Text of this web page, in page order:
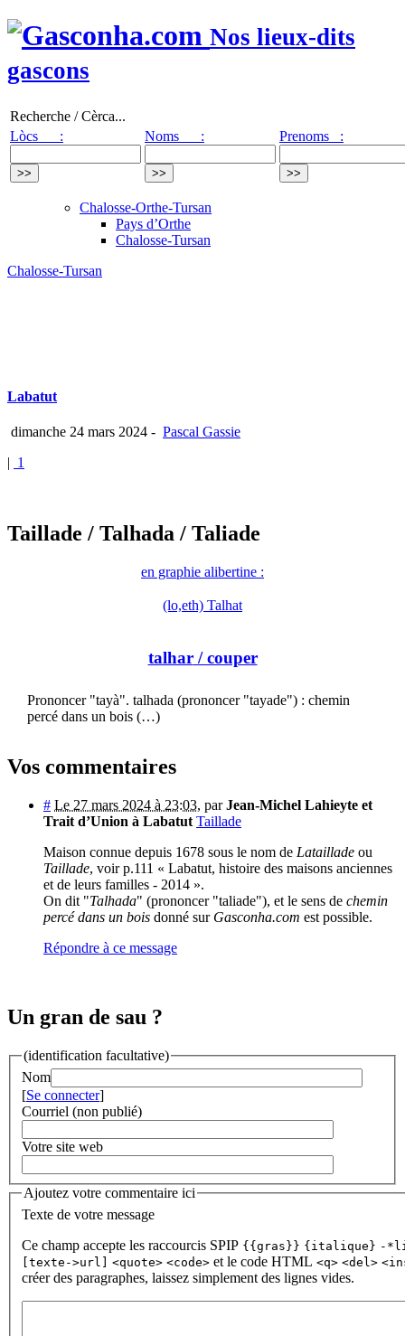
Nos lieux-dits
gascons
Recherche / Cèrca...
Lòcs :
Noms : Prenoms :
Chalosse-Orthe-Tursan
Pays d’Orthe
Chalosse-Tursan
Chalosse-Tursan
Labatut
dimanche 24 mars 2024 - Pascal Gassie
| 1
Taillade / Talhada / Taliade
en graphie alibertine :
(lo,eth) Talhat
talhar/ couper
Prononcer "tayà". talhada (prononcer "tayade") : chemin
percé dans un bois (…)
Vos commentaires
# Le 27 mars 2024 à 23:03, parJean-Michel Lahieyte et
Trait d’Union à Labatut Taillade
Maison connue depuis 1678 sous le nom de Lataillade ou
Taillade, voir p.111 « Labatut, histoire des maisons anciennes
et de leurs familles - 2014 ».
On dit "Talhada" (prononcer "taliade"), et le sens de chemin
percé dans un bois donné sur Gasconha.com est possible.
Répondre à ce message
Un gran de sau ?
(identification facultative)
Nom
[Se connecter]
Courriel (non publié)
Votre site web
Ajoutez votre commentaire ici
Texte de votre message
Ce champ accepte les raccourcis SPIP {{gras}} {italique} -
[texte->url]
<quote> <code> et le code HTML <q> <del>
créer des paragraphes, laissez simplement des lignes vides.